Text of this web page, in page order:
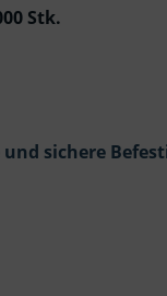
Stk.
sichere